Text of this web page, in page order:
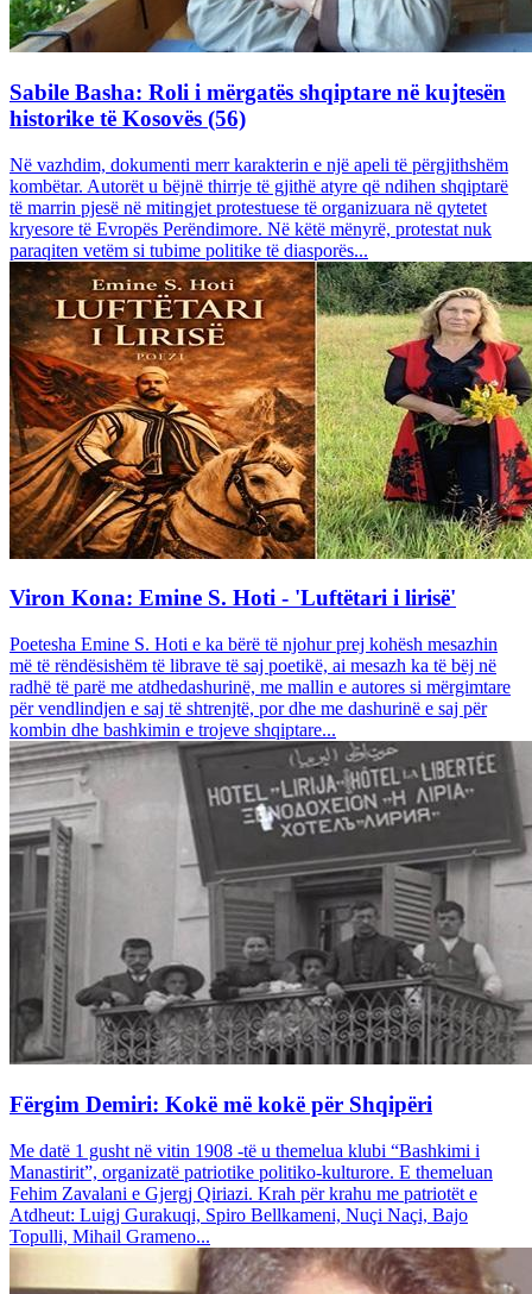
Sabile Basha: Roli i mërgatës shqiptare në kujtesën
historike të Kosovës (56)
Në vazhdim, dokumenti merr karakterin e një apeli të përgjithshëm
kombëtar. Autorët u bëjnë thirrje të gjithë atyre që ndihen shqiptarë
të marrin pjesë në mitingjet protestuese të organizuara në qytetet
kryesore të Evropës Perëndimore. Në këtë mënyrë, protestat nuk
paraqiten vetëm si tubime politike të diasporës...
Viron Kona: Emine S. Hoti - 'Luftëtari i lirisë'
Poetesha Emine S. Hoti e ka bërë të njohur prej kohësh mesazhin
më të rëndësishëm të librave të saj poetikë, ai mesazh ka të bëj në
radhë të parë me atdhedashurinë, me mallin e autores si mërgimtare
për vendlindjen e saj të shtrenjtë, por dhe me dashurinë e saj për
kombin dhe bashkimin e trojeve shqiptare...
Fërgim Demiri: Kokë më kokë për Shqipëri
Me datë 1 gusht në vitin 1908 -të u themelua klubi “Bashkimi i
Manastirit”, organizatë patriotike politiko-kulturore. E themeluan
Fehim Zavalani e Gjergj Qiriazi. Krah për krahu me patriotët e
Atdheut: Luigj Gurakuqi, Spiro Bellkameni, Nuçi Naçi, Bajo
Topulli, Mihail Grameno...